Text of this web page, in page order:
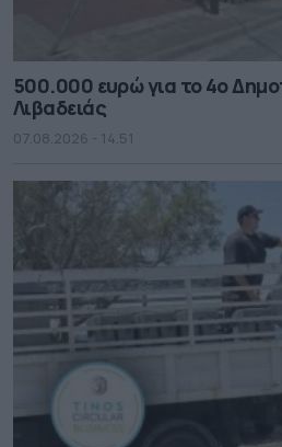
500.000 ευρώ για το 4ο
Λιβαδειάς
07.08.2026 - 14.51